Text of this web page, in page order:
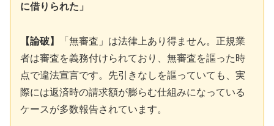
に借りられた」
【論破】
「無審査」は法律上あり得ません。正規業
者は審査を義務付けられており、無審査を謳った時
点で違法宣言です。先引きなしを謳っていても、実
際には返済時の請求額が膨らむ仕組みになっている
ケースが多数報告されています。